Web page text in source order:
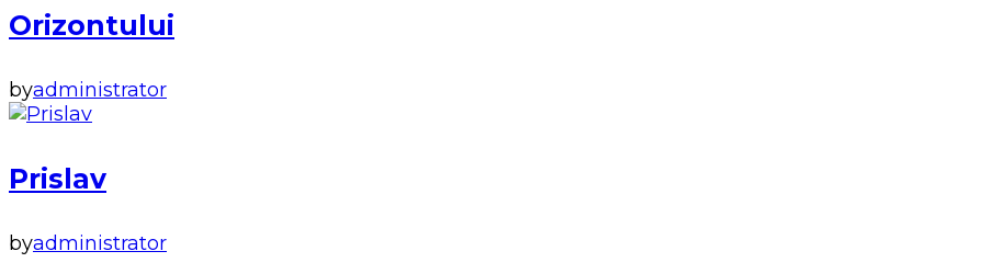
Orizontului
byadministrator
Prislav
byadministrator